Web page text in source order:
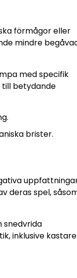
förmågor eller
mindre
med specifik
till betydande
brister.
deras spel,
snedvrida
inklusive